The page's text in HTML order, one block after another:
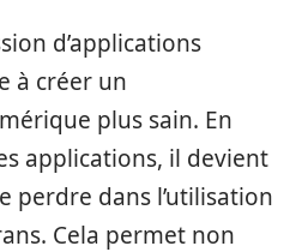
d’applications
à créer un
plus sain. En
applications, il devient
perdre dans l’utilisation
Cela permet non